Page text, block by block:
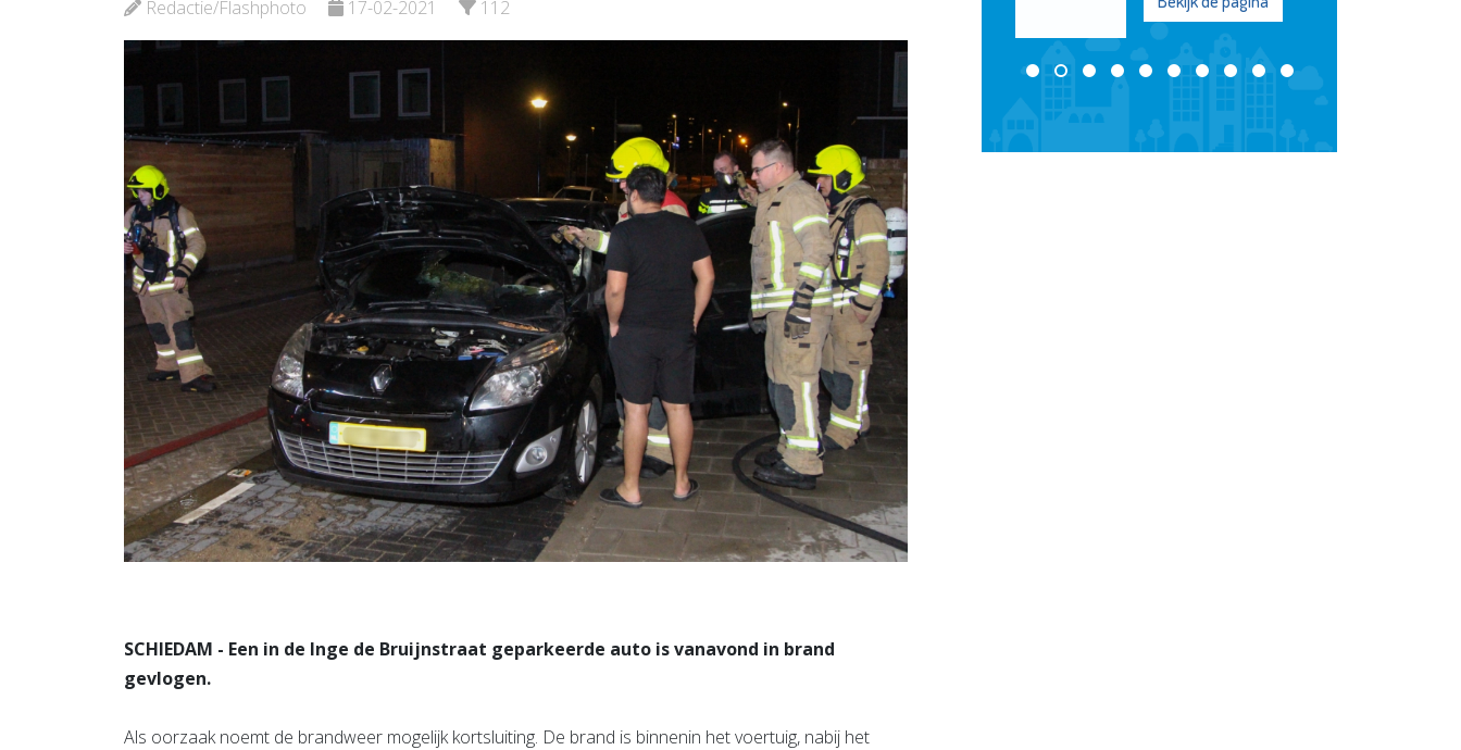
Redactie/Flashphoto 17-02-2021 112
SCHIEDAM - Een in de Inge de Bruijnstraat geparkeerde auto is vanavond in brand
gevlogen.
Als oorzaak noemt de brandweer mogelijk kortsluiting. De brand is binnenin het voertuig, nabij het
Bekijk de pagina Bekijk de pagina